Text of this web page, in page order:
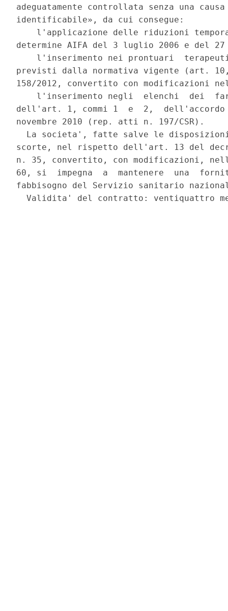
adeguatamente controllata senza una
identificabile», da cui consegue:
l'applicazione delle riduzioni
determine AIFA del 3 luglio 2006 e del
l'inserimento nei prontuari
previsti dalla normativa vigente (art. 10,
158/2012, convertito con modificazioni
l'inserimento negli  elenchi  dei
dell'art. 1, commi 1  e  2,
novembre 2010 (rep. atti n. 197/CSR).
La societa', fatte salve le
scorte, nel rispetto dell'art. 13 del
n. 35, convertito, con modificazioni,
60, si  impegna  a  mantenere  una
fabbisogno del Servizio sanitario